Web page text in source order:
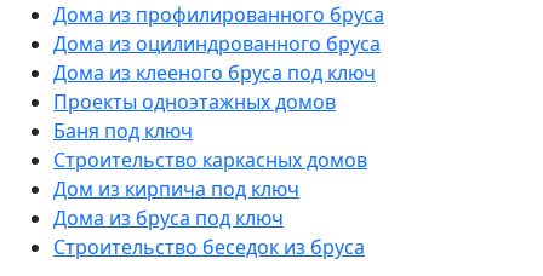
Дома из профилированного бруса
Дома из оцилиндрованного бруса
Дома из клееного бруса под ключ
Проекты одноэтажных домов
Баня под ключ
Строительство каркасных домов
Дом из кирпича под ключ
Дома из бруса под ключ
Строительство беседок из бруса